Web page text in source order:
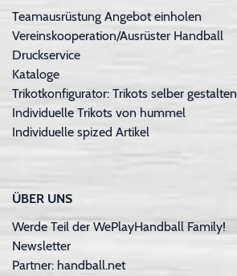
Teamausrüstung Angebot einholen
Vereinskooperation/Ausrüster Handball
Druckservice
Kataloge
Trikotkonfigurator: Trikots selber gestalten
Individuelle Trikots von hummel
Individuelle spized Artikel
ÜBER UNS
Werde Teil der WePlayHandball Family!
Newsletter
Partner: handball.net